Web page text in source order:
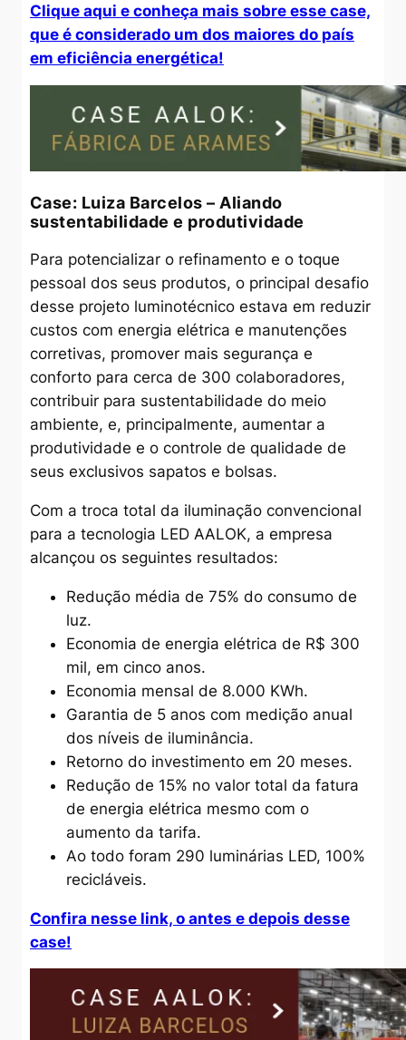
Clique aqui e conheça mais sobre esse case,
que é considerado um dos maiores do país
em eficiência energética!
Case: Luiza Barcelos – Aliando
sustentabilidade e produtividade
Para potencializar o refinamento e o toque
pessoal dos seus produtos, o principal desafio
desse projeto luminotécnico estava em reduzir
custos com energia elétrica e manutenções
corretivas, promover mais segurança e
conforto para cerca de 300 colaboradores,
contribuir para sustentabilidade do meio
ambiente, e, principalmente, aumentar a
produtividade e o controle de qualidade de
seus exclusivos sapatos e bolsas.
Com a troca total da iluminação convencional
para a tecnologia LED AALOK, a empresa
alcançou os seguintes resultados:
Redução média de 75% do consumo de
luz.
Economia de energia elétrica de R$ 300
mil, em cinco anos.
Economia mensal de 8.000 KWh.
Garantia de 5 anos com medição anual
dos níveis de iluminância.
Retorno do investimento em 20 meses.
Redução de 15% no valor total da fatura
de energia elétrica mesmo com o
aumento da tarifa.
Ao todo foram 290 luminárias LED, 100%
recicláveis.
Confira nesse link, o antes e depois desse
case!